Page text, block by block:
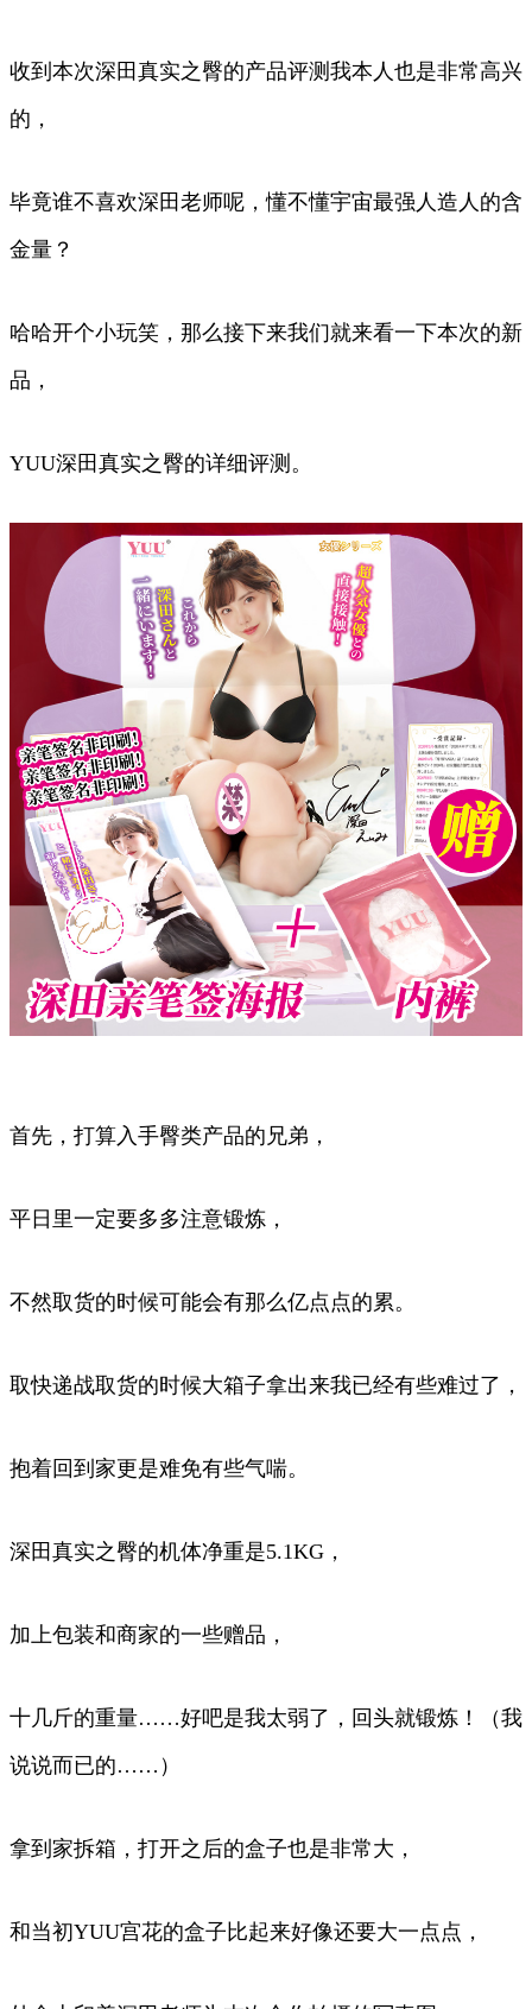
收到本次深田真实之臀的产品评测我本人也是非常高兴
的，
毕竟谁不喜欢深田老师呢，懂不懂宇宙最强人造人的含
金量？
哈哈开个小玩笑，那么接下来我们就来看一下本次的新
品，
YUU深田真实之臀的详细评测。
首先，打算入手臀类产品的兄弟，
平日里一定要多多注意锻炼，
不然取货的时候可能会有那么亿点点的累。
取快递战取货的时候大箱子拿出来我已经有些难过了，
抱着回到家更是难免有些气喘。
深田真实之臀的机体净重是5.1KG，
加上包装和商家的一些赠品，
十几斤的重量……好吧是我太弱了，回头就锻炼！（我
说说而已的……）
拿到家拆箱，打开之后的盒子也是非常大，
和当初YUU宫花的盒子比起来好像还要大一点点，